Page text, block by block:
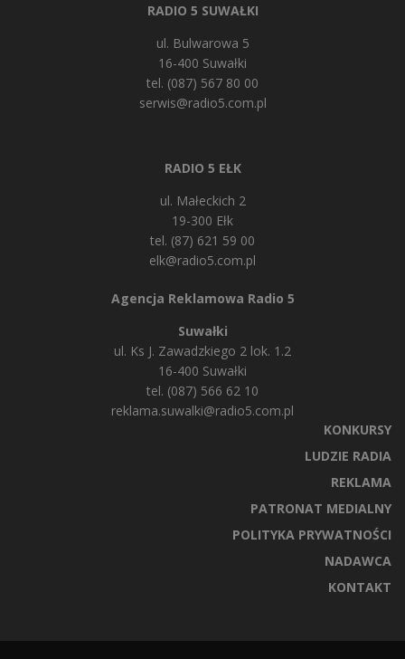
RADIO 5 SUWAŁKI
ul. Bulwarowa 5
16-400 Suwałki
tel. (087) 567 80 00
serwis@radio5.com.pl
RADIO 5 EŁK
ul. Małeckich 2
19-300 Ełk
tel. (87) 621 59 00
elk@radio5.com.pl
Agencja Reklamowa Radio 5
Suwałki
ul. Ks J. Zawadzkiego 2 lok. 1.2
16-400 Suwałki
tel. (087) 566 62 10
reklama.suwalki@radio5.com.pl
KONKURSY
LUDZIE RADIA
REKLAMA
PATRONAT MEDIALNY
POLITYKA PRYWATNOŚCI
NADAWCA
KONTAKT